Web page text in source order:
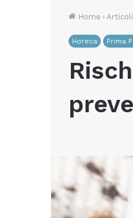
Home › Articoli
Horeca Prima